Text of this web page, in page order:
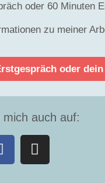
oder 60 Minuten
zu meiner
oder
mich auch auf: